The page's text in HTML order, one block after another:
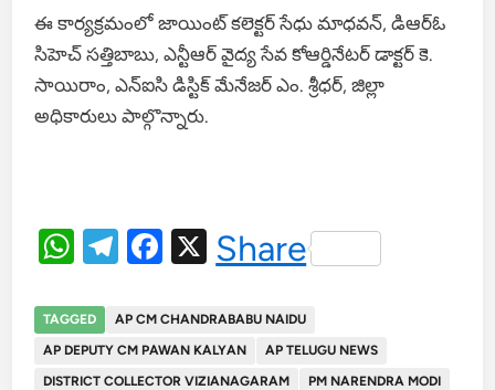
ఈ కార్యక్రమంలో జాయింట్ కలెక్టర్ సేధు మాధవన్, డిఆర్ఓ
సిహెచ్ సత్తిబాబు, ఎన్టీఆర్ వైద్య సేవ కోఆర్డినేటర్ డాక్టర్ కె.
సాయిరాం, ఎన్ఐసి డిస్టిక్ మేనేజర్ ఎం. శ్రీధర్, జిల్లా
అధికారులు పాల్గొన్నారు.
WhatsApp
Telegram
Facebook
X
Share
TAGGED
AP CM CHANDRABABU NAIDU
AP DEPUTY CM PAWAN KALYAN
AP TELUGU NEWS
DISTRICT COLLECTOR VIZIANAGARAM
PM NARENDRA MODI